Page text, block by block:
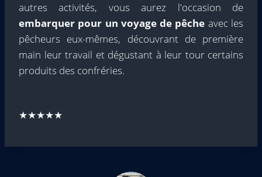
autres activités, vous aurez l'occasion de
embarquer pour un voyage de pêche avec les
pêcheurs eux-mêmes, découvrant de première
main leur travail et dégustant à leur tour certains
produits des confréries.
★★★★★